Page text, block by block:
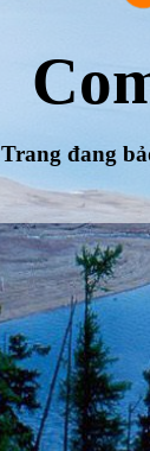
Trang đang